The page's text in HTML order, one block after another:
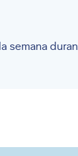
semana